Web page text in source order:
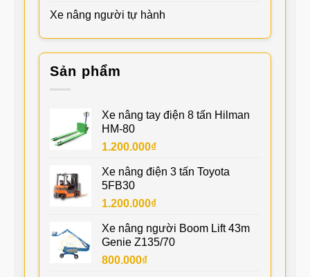
Xe nâng người tự hành
Sản phẩm
Xe nâng tay điện 8 tấn Hilman
HM-80
1.200.000₫
Xe nâng điện 3 tấn Toyota
5FB30
1.200.000₫
Xe nâng người Boom Lift 43m
Genie Z135/70
800.000₫